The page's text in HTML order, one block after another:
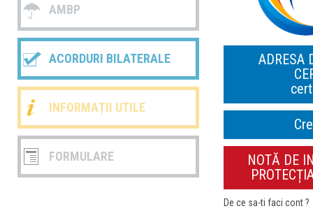
AMBP
ACORDURI BILATERALE
INFORMAȚII UTILE
FORMULARE
ADRESA
NOTĂ DE
De ce sa-ti faci cont ?